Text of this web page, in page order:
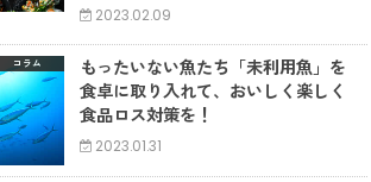
2023.02.09
コラム
もったいない魚たち「未利用魚」を
食卓に取り入れて、おいしく楽しく
食品ロス対策を！
2023.01.31